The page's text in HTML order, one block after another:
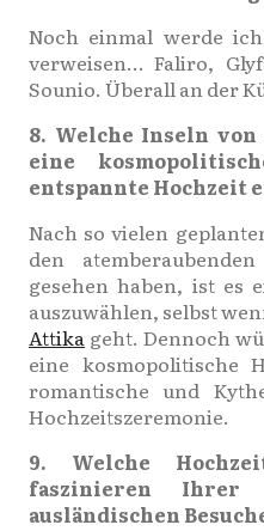
Noch einmal werde
verweisen… Faliro,
Sounio. Überall an der
8. Welche Inseln
eine
entspannte Hochzeit
Nach so vielen
den
gesehen haben, ist es
auszuwählen, selbst
Attika geht. Dennoch
eine kosmopolitische
romantische und
Hochzeitszeremonie.
9. Welche
faszinieren Ihrer
ausländischen